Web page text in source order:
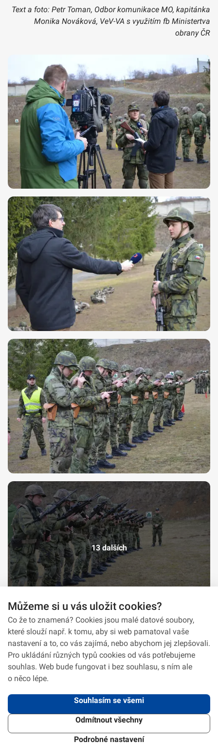
Text a foto: Petr Toman, Odbor komunikace MO, kapitánka
Monika Nováková, VeV-VA s využitím fb Ministertva
obrany ČR
13 dalších
2026 © VeV-VA Vyškov • Informace jsou poskytovány v souladu se zákonem
Design Systém4.6.3
Můžeme si u vás uložit cookies?
Co že to znamená? Cookies jsou malé datové soubory,
které slouží např. k tomu, aby si web pamatoval vaše
nastavení a to, co vás zajímá, nebo abychom jej zlepšovali.
Pro ukládání různých typů cookies od vás potřebujeme
souhlas. Web bude fungovat i bez souhlasu, s ním ale
o něco lépe.
Souhlasím se všemi
Odmítnout všechny
Podrobné nastavení